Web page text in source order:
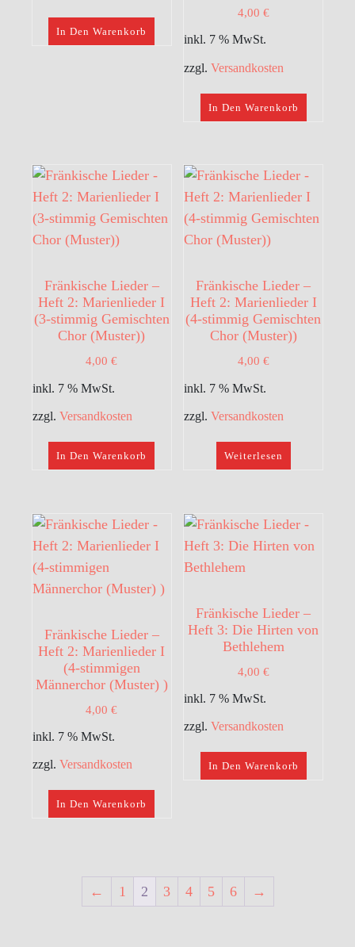
In Den Warenkorb
4,00 €
inkl. 7 % MwSt.
zzgl.Versandkosten
In Den Warenkorb
Fränkische Lieder –
Heft 2: Marienlieder I
(3-stimmig Gemischten
Chor (Muster))
4,00€
inkl. 7 % MwSt.
zzgl. Versandkosten
In Den Warenkorb
Fränkische Lieder –
Heft 2: Marienlieder I
(4-stimmig Gemischten
Chor (Muster))
4,00 €
inkl. 7 % MwSt.
zzgl.Versandkosten
Weiterlesen
Fränkische Lieder –
Heft 2: Marienlieder I
(4-stimmigen
Männerchor (Muster) )
4,00€
inkl. 7 % MwSt.
zzgl. Versandkosten
In Den Warenkorb
Fränkische Lieder –
Heft 3: Die Hirten von
Bethlehem
4,00 €
inkl. 7 % MwSt.
zzgl.Versandkosten
In Den Warenkorb
← 1 2 3 4 5 6 →